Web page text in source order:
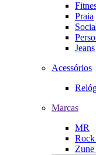
Praia
Jeans
Acessórios
Marcas
MR
Zune